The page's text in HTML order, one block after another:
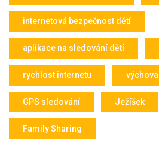
internetová bezpečnost dětí
aplikace na sledování dětí
rychlost internetu výchova
GPS sledování Ježíšek
Family Sharing